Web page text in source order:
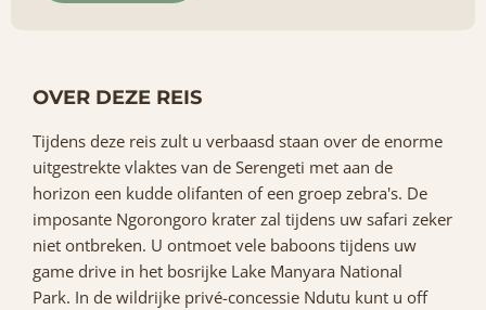
OVER DEZE REIS
Tijdens deze reis zult u verbaasd staan over de enorme
uitgestrekte vlaktes van de Serengeti met aan de
horizon een kudde olifanten of een groep zebra's. De
imposante Ngorongoro krater zal tijdens uw safari zeker
niet ontbreken. U ontmoet vele baboons tijdens uw
game drive in het bosrijke Lake Manyara National
Park. In de wildrijke privé-concessie Ndutu kunt u off